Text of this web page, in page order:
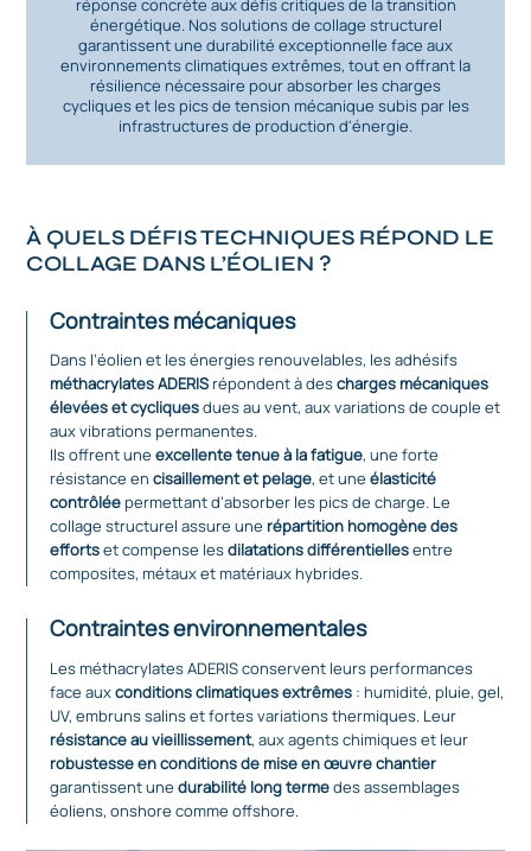
réponse concrète aux défis critiques de la transition
énergétique. Nos solutions de collage structurel
garantissent une durabilité exceptionnelle face aux
environnements climatiques extrêmes, tout en offrant la
résilience nécessaire pour absorber les charges
cycliques et les pics de tension mécanique subis par les
infrastructures de production d'énergie.
À QUELS DÉFIS TECHNIQUES RÉPOND LE
COLLAGE DANS L’ÉOLIEN ?
Contraintes mécaniques
Dans l’éolien et les énergies renouvelables, les adhésifs
méthacrylates ADERISrépondent à descharges mécaniques
élevées et cycliquesdues au vent, aux variations de couple et
aux vibrations permanentes.
Ils offrent uneexcellente tenue à la fatigue, une forte
résistance encisaillement et pelage, et uneélasticité
contrôléepermettant d’absorber les pics de charge. Le
collage structurel assure unerépartition homogène des
effortset compense lesdilatations différentiellesentre
composites, métaux et matériaux hybrides.
Contraintes environnementales
Les méthacrylates ADERIS conservent leurs performances
face auxconditions climatiques extrêmes : humidité, pluie, gel,
UV, embruns salins et fortes variations thermiques. Leur
résistance au vieillissement, aux agents chimiques et leur
robustesse en conditions de mise en œuvre chantier
garantissent unedurabilité long termedes assemblages
éoliens, onshore comme offshore.